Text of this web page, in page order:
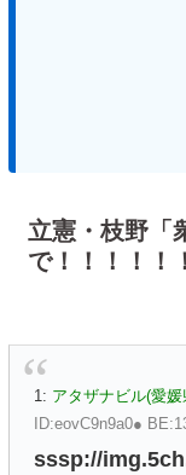
立憲・枝野「
で！！！！！
1: アタザナビル(愛媛
ID:eovC9n9a0●
sssp://